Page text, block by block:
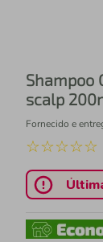
Shampoo
scalp
Fornecido e
☆☆☆☆☆